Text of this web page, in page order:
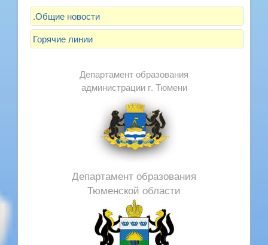
.Общие новости
Горячие линии
Департамент образования
администрации г. Тюмени
Департамент образования
Тюменской области